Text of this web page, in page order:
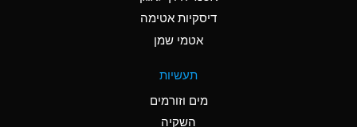
Ammonia Gas (cold)
D
Ammonia Gas (hot)
דיסקיות אטימה
אטמי שמן
תעשיות
מים וזורמים
השקיה